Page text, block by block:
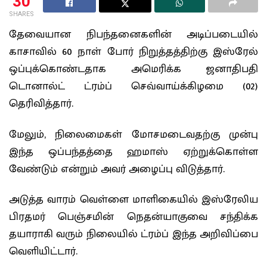
SHARES
தேவையான நிபந்தனைகளின் அடிப்படையில்
காசாவில் 60 நாள் போர் நிறுத்தத்திற்கு இஸ்ரேல்
ஒப்புக்கொண்டதாக அமெரிக்க ஜனாதிபதி
டொனால்ட் ட்ரம்ப் செவ்வாய்க்கிழமை (02)
தெரிவித்தார்.
மேலும், நிலைமைகள் மோசமடைவதற்கு முன்பு
இந்த ஒப்பந்தத்தை ஹமாஸ் ஏற்றுக்கொள்ள
வேண்டும் என்றும் அவர் அழைப்பு விடுத்தார்.
அடுத்த வாரம் வெள்ளை மாளிகையில் இஸ்ரேலிய
பிரதமர் பெஞ்சமின் நெதன்யாகுவை சந்திக்க
தயாராகி வரும் நிலையில் ட்ரம்ப் இந்த அறிவிப்பை
வெளியிட்டார்.